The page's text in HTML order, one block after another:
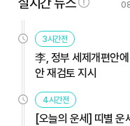
3시간전
李, 정부 세제개편안
안 재검토 지시
4시간전
[오늘의 운세] 띠별